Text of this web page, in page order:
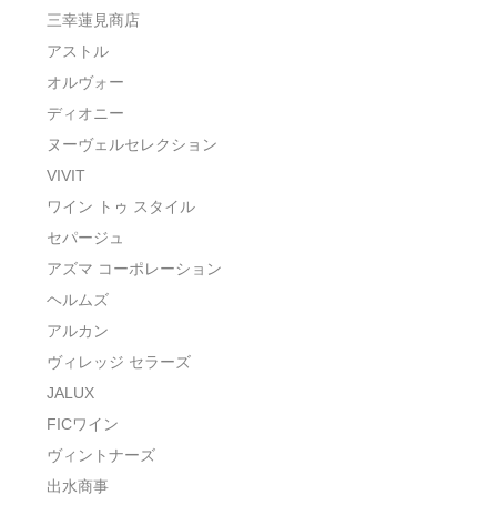
三幸蓮見商店
アストル
オルヴォー
ディオニー
ヌーヴェルセレクション
VIVIT
ワイン トゥ スタイル
セパージュ
アズマ コーポレーション
ヘルムズ
アルカン
ヴィレッジ セラーズ
JALUX
FICワイン
ヴィントナーズ
出水商事